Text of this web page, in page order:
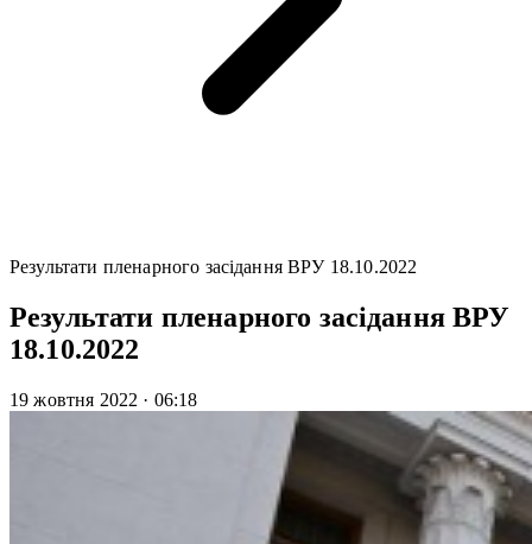
Результати пленарного засідання ВРУ 18.10.2022
Результати пленарного засідання ВРУ
18.10.2022
19 жовтня 2022 · 06:18